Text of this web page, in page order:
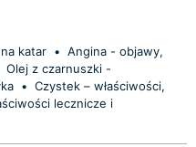
katar • Angina - objawy,
Olej z czarnuszki -
• Czystek – właściwości,
lecznicze i